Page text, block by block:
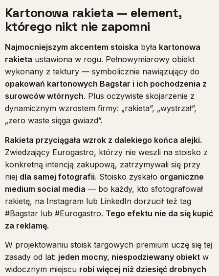
Kartonowa rakieta — element,
którego nikt nie zapomni
Najmocniejszym akcentem stoiska była kartonowa
rakieta ustawiona w rogu. Pełnowymiarowy obiekt
wykonany z tektury — symbolicznie nawiązujący do
opakowań kartonowych Bagstar i ich pochodzenia z
surowców wtórnych. Plus oczywiste skojarzenie z
dynamicznym wzrostem firmy: „rakieta”, „wystrzał”,
„zero waste sięga gwiazd”.
Rakieta przyciągała wzrok z dalekiego końca alejki.
Zwiedzający Eurogastro, którzy nie weszli na stoisko z
konkretną intencją zakupową, zatrzymywali się przy
niej dla samej fotografii. Stoisko zyskało organiczne
medium social media — bo każdy, kto sfotografował
rakietę, na Instagram lub LinkedIn dorzucił też tag
#Bagstar lub #Eurogastro. Tego efektu nie da się kupić
za reklamę.
W projektowaniu stoisk targowych premium uczę się tej
zasady od lat: jeden mocny, niespodziewany obiekt w
widocznym miejscu robi więcej niż dziesięć drobnych